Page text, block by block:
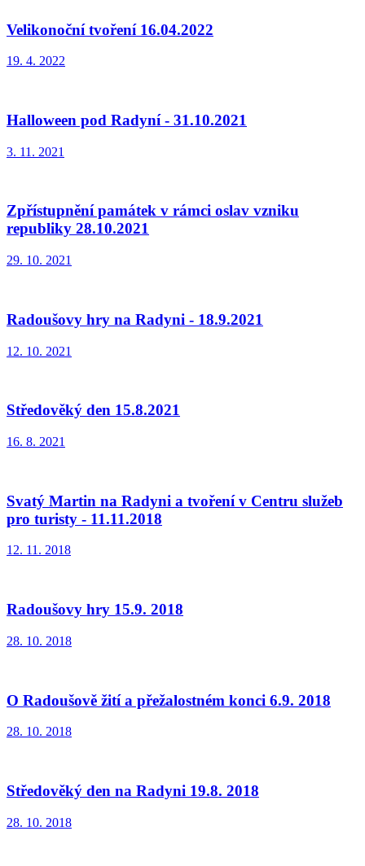
Velikonoční tvoření 16.04.2022
19. 4. 2022
Halloween pod Radyní - 31.10.2021
3. 11. 2021
Zpřístupnění památek v rámci oslav vzniku
republiky 28.10.2021
29. 10. 2021
Radoušovy hry na Radyni - 18.9.2021
12. 10. 2021
Středověký den 15.8.2021
16. 8. 2021
Svatý Martin na Radyni a tvoření v Centru služeb
pro turisty - 11.11.2018
12. 11. 2018
Radoušovy hry 15.9. 2018
28. 10. 2018
O Radoušově žití a přežalostném konci 6.9. 2018
28. 10. 2018
Středověký den na Radyni 19.8. 2018
28. 10. 2018